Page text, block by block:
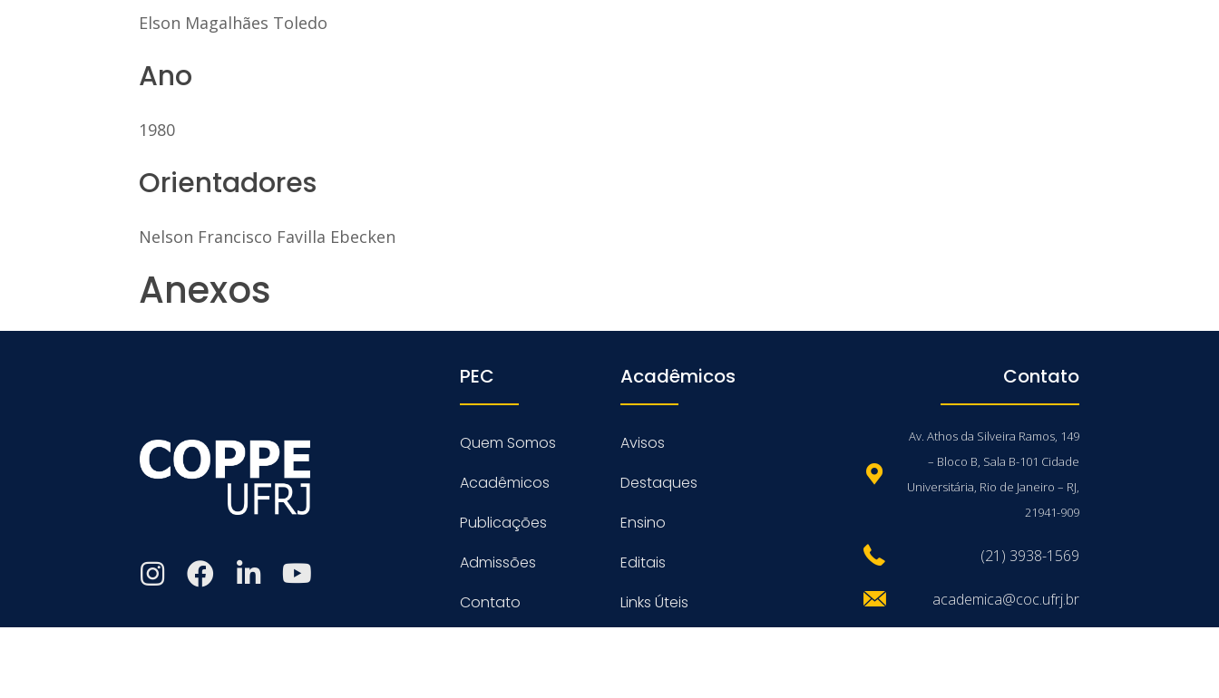
Elson Magalhães Toledo
Ano
1980
Orientadores
Nelson Francisco Favilla Ebecken
Anexos
PEC
Quem Somos
Acadêmicos
Publicações
Admissões
Contato
Acadêmicos
Avisos
Destaques
Ensino
Editais
Links Úteis
Contato
Av. Athos da Silveira Ramos, 149
– Bloco B, Sala B-101 Cidade
Universitária, Rio de Janeiro – RJ,
21941-909
(21) 3938-1569
academica@coc.ufrj.br